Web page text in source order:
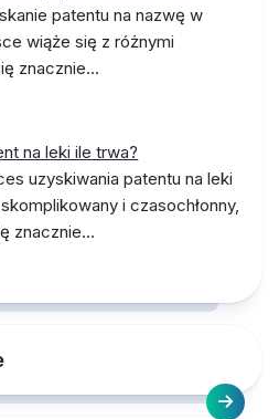
patentu na nazwę w
wiąże się z różnymi
znacznie…
na leki ile trwa?
uzyskiwania patentu na leki
i czasochłonny,
znacznie…